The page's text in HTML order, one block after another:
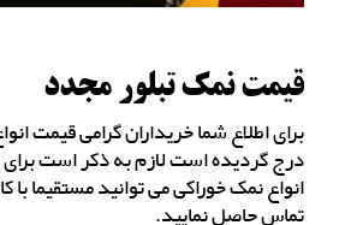
قیمت نمک تبلور مجدد
برای اطلاع شما خریداران گرامی قیمت
درج گردیده است لازم به ذکر است برای
انواع نمک خوراکی می توانید مستقیما
تماس حاصل نمایید.